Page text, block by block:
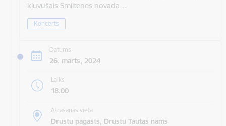
kļuvušais Smiltenes novada…
Koncerts
Datums
26. marts, 2024
Laiks
18.00
Atrašanās vieta
Drustu pagasts, Drustu Tautas nams